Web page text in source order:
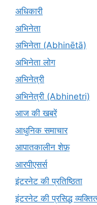
अधिकारी
अभिनेता
अभिनेता (Abhinētā)
अभिनेता लोग
अभिनेत्री
अभिनेत्री (Abhinetri)
आज की खबरें
आधुनिक समाचार
आपातकालीन शेफ़
आरपीएसर्स
इंटरनेट की प्रतिष्ठिता
इंटरनेट की प्रसिद्ध